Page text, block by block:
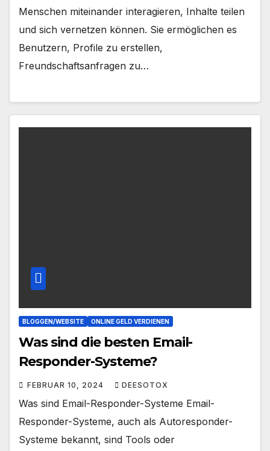
Menschen miteinander interagieren, Inhalte teilen
und sich vernetzen können. Sie ermöglichen es
Benutzern, Profile zu erstellen,
Freundschaftsanfragen zu…
BLOGGEN/WEBSITE ONLINE GELD VERDIENEN
Was sind die besten Email-
Responder-Systeme?
FEBRUAR 10, 2024 DEESOTOX
Was sind Email-Responder-Systeme Email-
Responder-Systeme, auch als Autoresponder-
Systeme bekannt, sind Tools oder